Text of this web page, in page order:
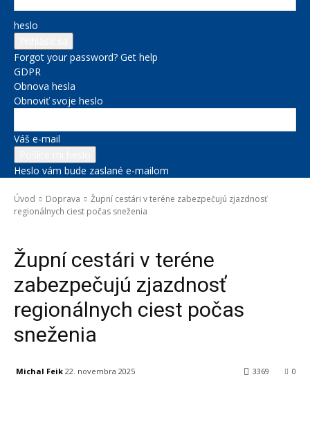
heslo
Forgot your password? Get help
GDPR
Obnova hesla
Obnoviť svoje heslo
Váš e-mail
Heslo vám bude zaslané e-mailom
Úvod Doprava
Župní cestári v teréne zabezpečujú zjazdnosť
regionálnych ciest počas sneženia
Župní cestári v teréne
zabezpečujú zjazdnosť
regionálnych ciest počas
sneženia
Michal Feik 22. novembra 2025 0
3369